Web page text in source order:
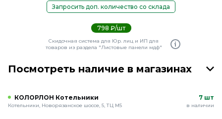
Запросить доп. количество со склада
798 ₽/шт
Скидочная система для Юр. лиц и ИП для
товаров из раздела "Листовые панели мдф"
Посмотреть наличие в магазинах
КОЛОРЛОН Котельники
Котельники, Новорязанское шоссе, 5, ТЦ М5
7 шт
в наличии